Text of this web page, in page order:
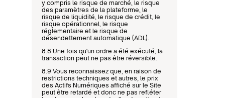
y compris le risque de marché, le risque
des paramètres de la plateforme, le
risque de liquidité, le risque de crédit, le
risque opérationnel, le risque
réglementaire et le risque de
désendettement automatique (ADL).
8.8 Une fois qu'un ordre a été exécuté, la
transaction peut ne pas être réversible.
8.9 Vous reconnaissez que, en raison de
restrictions techniques et autres, le prix
des Actifs Numériques affiché sur le Site
peut être retardé et donc ne pas refléter